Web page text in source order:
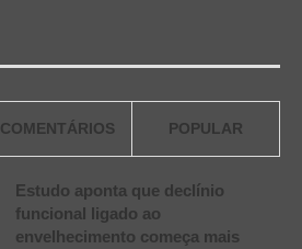
COMENTÁRIOS POPULAR
Estudo aponta que declínio
funcional ligado ao
envelhecimento começa mais